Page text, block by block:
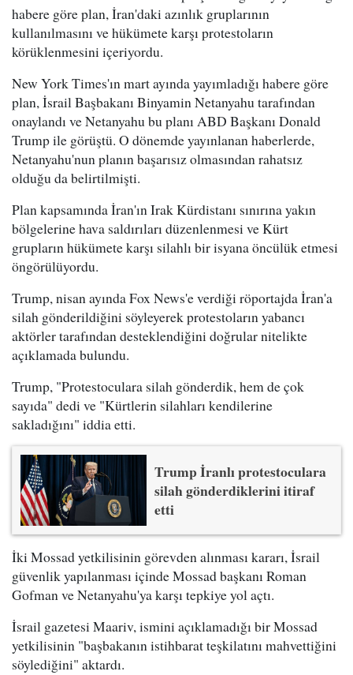
habere göre plan, İran'daki azınlık gruplarının
kullanılmasını ve hükümete karşı protestoların
körüklenmesini içeriyordu.
New York Times'ın mart ayında yayımladığı habere göre
plan, İsrail Başbakanı Binyamin Netanyahu tarafından
onaylandı ve Netanyahu bu planı ABD Başkanı Donald
Trump ile görüştü. O dönemde yayınlanan haberlerde,
Netanyahu'nun planın başarısız olmasından rahatsız
olduğu da belirtilmişti.
Plan kapsamında İran'ın Irak Kürdistanı sınırına yakın
bölgelerine hava saldırıları düzenlenmesi ve Kürt
grupların hükümete karşı silahlı bir isyana öncülük etmesi
öngörülüyordu.
Trump, nisan ayında Fox News'e verdiği röportajda İran'a
silah gönderildiğini söyleyerek protestoların yabancı
aktörler tarafından desteklendiğini doğrular nitelikte
açıklamada bulundu.
Trump, "Protestoculara silah gönderdik, hem de çok
sayıda" dedi ve "Kürtlerin silahları kendilerine
sakladığını" iddia etti.
Trump İranlı protestoculara
silah gönderdiklerini itiraf
etti
İki Mossad yetkilisinin görevden alınması kararı, İsrail
güvenlik yapılanması içinde Mossad başkanı Roman
Gofman ve Netanyahu'ya karşı tepkiye yol açtı.
İsrail gazetesi Maariv, ismini açıklamadığı bir Mossad
yetkilisinin "başbakanın istihbarat teşkilatını mahvettiğini
söylediğini" aktardı.